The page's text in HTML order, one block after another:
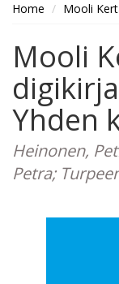
Home Mooli
Mooli
Yhden
Heinonen,
Petra;